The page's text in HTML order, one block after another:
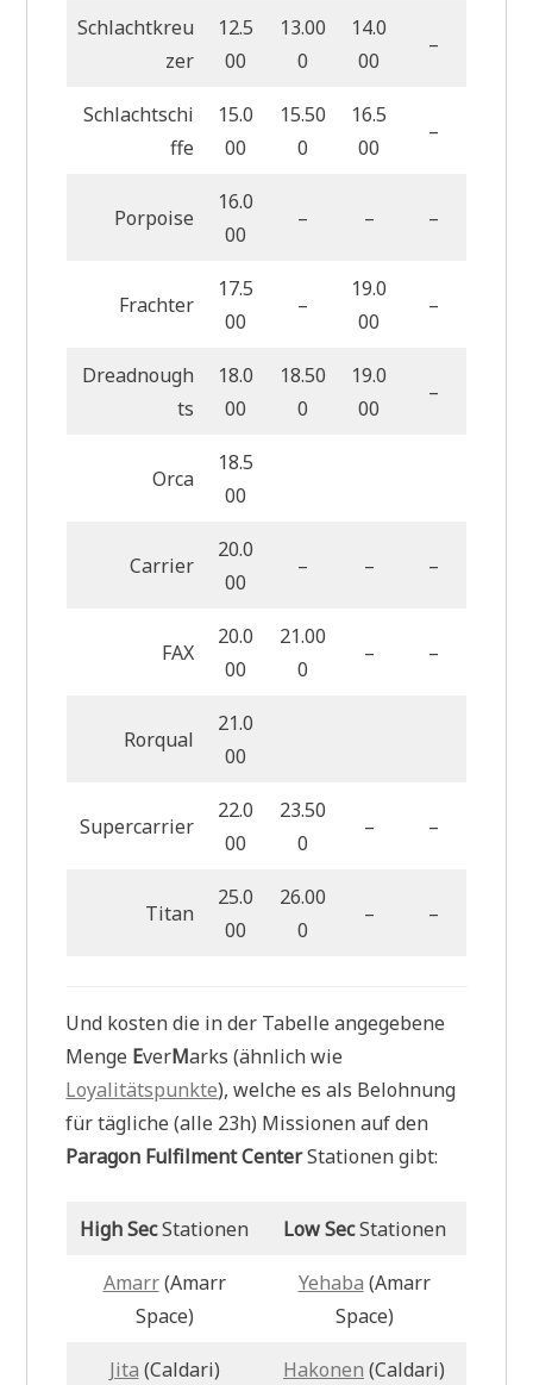
Schlachtkreu
zer
12.5
00
13.00
0
14.0
00
–
Schlachtschi
ffe
15.0
00
15.50
0
16.5
00
–
Porpoise
16.0
00
– – –
Frachter
17.5
00
–
19.0
00
–
Dreadnough
ts
18.0
00
18.50
0
19.0
00
–
Orca
18.5
00
Carrier
20.0
00
– – –
FAX
20.0
00
21.00
0
– –
Rorqual
21.0
00
Supercarrier
22.0
00
23.50
0
– –
Titan
25.0
00
26.00
0
– –
Und kosten die in der Tabelle angegebene
Menge EverMarks (ähnlich wie
Loyalitätspunkte), welche es als Belohnung
für tägliche (alle 23h) Missionen auf den
Paragon Fulfilment CenterStationen gibt:
High SecStationen Low SecStationen
Amarr(Amarr
Space)
Yehaba (Amarr
Space)
Jita (Caldari) Hakonen (Caldari)